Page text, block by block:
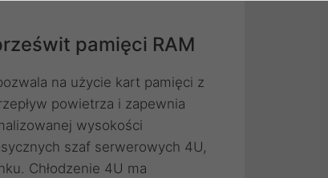
pamięci RAM
na użycie kart pamięci z
powietrza i zapewnia
wysokości
szaf serwerowych 4U,
Chłodzenie 4U ma